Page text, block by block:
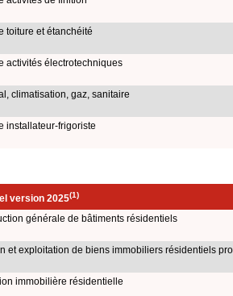
toiture et étanchéité
activités électrotechniques
climatisation, gaz, sanitaire
installateur-frigoriste
version 2025(1)
générale de bâtiments résidentiels
et exploitation de biens immobiliers résidentiels
immobilière résidentielle